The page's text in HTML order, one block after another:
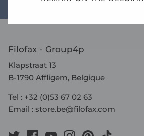
Guide des tailles
Filofax - Group4p
Klapstraat 13
B-1790 Affligem, Belgique
Tel : +32 (0)53 67 02 63
Email : store.be@filofax.com